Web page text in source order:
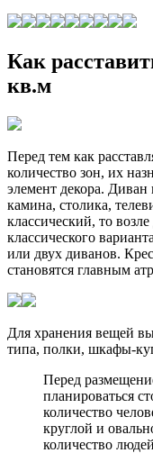
Как
кв.м
Перед тем как
количество зон, их
элемент декора. Диван
камина, столика,
классический, то
классического
или двух диванов.
становятся главным
Для хранения вещей
типа, полки, шкафы-
Перед
планироваться
количество
круглой и
количество людей